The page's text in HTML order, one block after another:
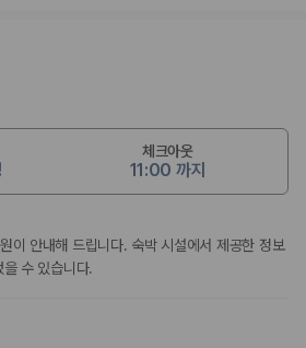
체크아웃
11:00 까지
이 안내해 드립니다. 숙박 시설에서 제공한 정보
수 있습니다.